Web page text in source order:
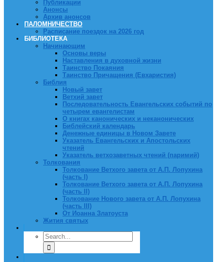
Публикации
Анонсы
Архив анонсов
ПАЛОМНИЧЕСТВО
Расписание поездок на 2026 год
БИБЛИОТЕКА
Начинающим
Основы веры
Наставления в духовной жизни
Таинство Покаяния
Таинство Причащения (Евхаристия)
Библия
Новый завет
Ветхий завет
Последовательность Евангельских событий по
четырем евангелистам
О книгах канонических и неканонических
Библейский календарь
Денежные единицы в Новом Завете
Указатель Евангельских и Апостольских
чтений
Указатель ветхозаветных чтений (паримий)
Толкования
Толкование Ветхого завета от А.П. Лопухина
(часть I)
Толкование Ветхого завета от А.П. Лопухина
(часть II)
Толкование Нового завета от А.П. Лопухина
(часть III)
От Иоанна Златоуста
Жития святых